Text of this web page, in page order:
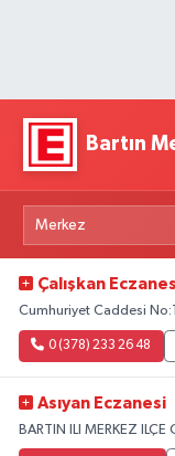
Bartın
Çalışkan
Cumhuriyet Caddesi
0 (378) 233 26 48
Asıyan Eczanesi
BARTIN ILI MERKEZ